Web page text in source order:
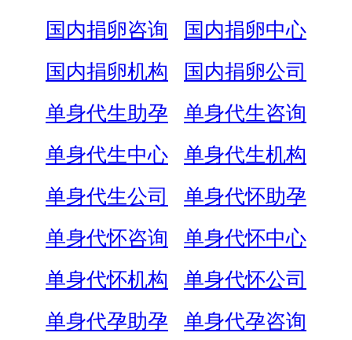
国内捐卵咨询
国内捐卵中心
国内捐卵机构
国内捐卵公司
单身代生助孕
单身代生咨询
单身代生中心
单身代生机构
单身代生公司
单身代怀助孕
单身代怀咨询
单身代怀中心
单身代怀机构
单身代怀公司
单身代孕助孕
单身代孕咨询